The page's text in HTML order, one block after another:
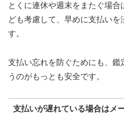
とくに連休や週末をまたぐ場
ども考慮して、早めに支払い
す。
支払い忘れを防ぐためにも、鑑
うのがもっとも安全です。
支払いが遅れている場合はメ